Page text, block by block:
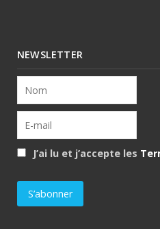
NEWSLETTER
J’ai lu et j’accepte les